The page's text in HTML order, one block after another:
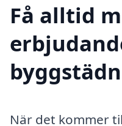
Få alltid
När det kommer